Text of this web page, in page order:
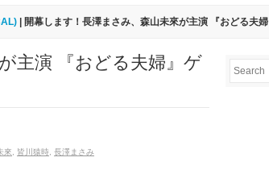
| 開幕します！長澤まさみ、森山未來が主演 『おどる夫
主演 『おどる夫婦』ゲ
來 皆川猿時 長澤まさみ